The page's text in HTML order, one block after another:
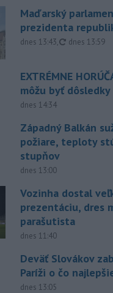
Maďarský
prezidenta
dnes 13:43, aktualizované
dnes 13:59
EXTRÉMNE
môžu byť dôsledky
dnes 14:34
Západný Balkán
požiare, teploty
stupňov
dnes 13:00
Vozinha dostal
prezentáciu, dres
parašutista
dnes 11:40
Deväť Slovákov
Paríži o čo
dnes 13:05